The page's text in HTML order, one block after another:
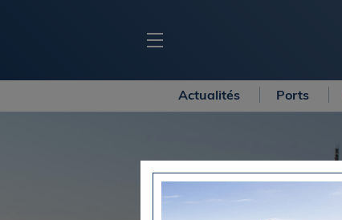
Carnets de voyage
Dossiers de la
Actualités Ports